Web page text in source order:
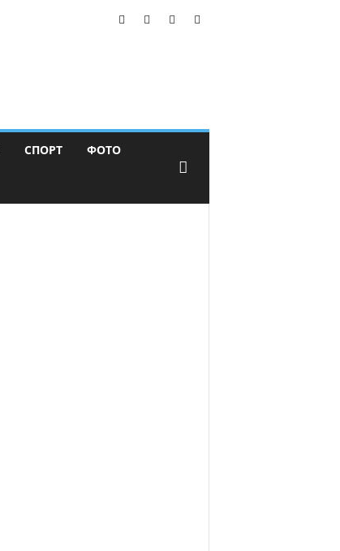
СПОРТ ФОТО